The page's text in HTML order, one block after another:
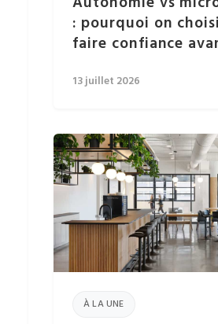
: pourquoi on
faire confiance
13 juillet 2026
À LA UNE